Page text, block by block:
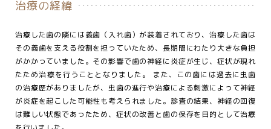
治療の経緯
治療した歯の隣には義歯（入れ歯）が装着されており、治療した歯は
その義歯を支える役割を担っていたため、長期間にわたり大きな負担
がかかっていました。その影響で歯の神経に炎症が生じ、症状が現れ
たため治療を行うこととなりました。 また、この歯には過去に虫歯
の治療歴がありましたが、虫歯の進行や治療による刺激によって神経
が炎症を起こした可能性も考えられました。診査の結果、神経の回復
は難しい状態であったため、症状の改善と歯の保存を目的として治療